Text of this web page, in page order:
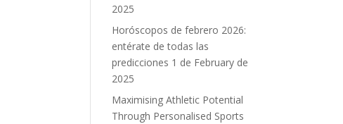
2025
Horóscopos de febrero 2026:
entérate de todas las
predicciones 1 de February de
2025
Maximising Athletic Potential
Through Personalised Sports